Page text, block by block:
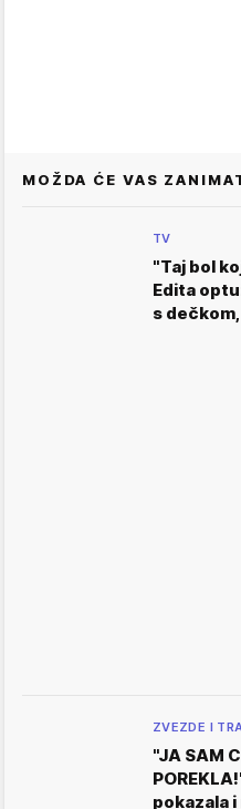
MOŽDA ĆE VAS
TV
"Taj bol
Edita
s
ZVEZDE I
"JA SAM
pokazala